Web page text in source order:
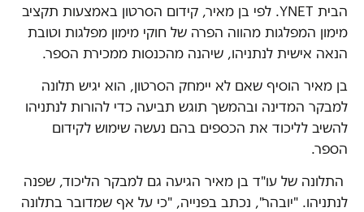
הבית YNET. לפי בן מאיר, קידום הסרטון באמצעות תקציב
מימון המפלגות מהווה הפרה של חוקי מימון מפלגות וטובת
הנאה אישית לנתניהו, שיהנה מהכנסות ממכירת הספר.
בן מאיר הוסיף שאם לא יימחק הסרטון, הוא יגיש תלונה
למבקר המדינה ובהמשך תוגש תביעה כדי להורות לנתניהו
להשיב לליכוד את הכספים בהם נעשה שימוש לקידום
הספר.
התלונה של עו"ד בן מאיר הגיעה גם למבקר הליכוד, שפנה
לנתניהו. "יובהר", נכתב בפנייה, "כי על אף שמדובר בתלונה